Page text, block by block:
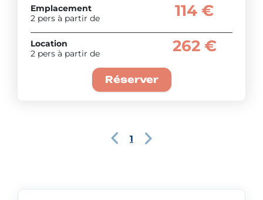
Emplacement
2 pers à partir de
114 €
Location
2 pers à partir de
262 €
Réserver
1